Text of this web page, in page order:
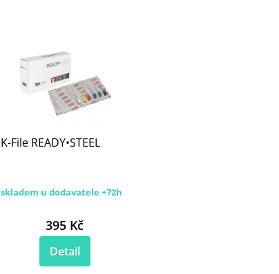
K-File READY•STEEL
skladem u dodavatele +72h
395 Kč
Detail